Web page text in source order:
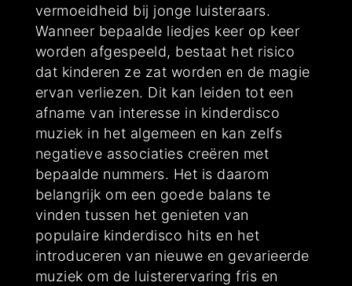
vermoeidheid bij jonge luisteraars.
Wanneer bepaalde liedjes keer op keer
worden afgespeeld, bestaat het risico
dat kinderen ze zat worden en de magie
ervan verliezen. Dit kan leiden tot een
afname van interesse in kinderdisco
muziek in het algemeen en kan zelfs
negatieve associaties creëren met
bepaalde nummers. Het is daarom
belangrijk om een goede balans te
vinden tussen het genieten van
populaire kinderdisco hits en het
introduceren van nieuwe en gevarieerde
muziek om de luisterervaring fris en